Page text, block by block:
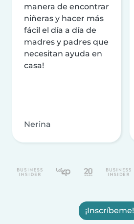
manera de encontrar
niñeras y hacer más
fácil el día a día de
madres y padres que
necesitan ayuda en
casa!
Nerina
¡Inscríbeme!